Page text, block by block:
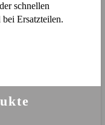
schnellen
Ersatzteilen.